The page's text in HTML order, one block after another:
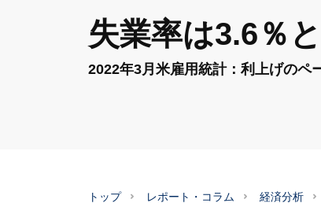
失業率は3.6％
2022年3月米雇用統計：利上げのペ
トップ レポート・コラム 経済分析